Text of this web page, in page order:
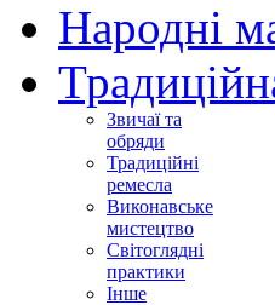
Народні
Звичаї та
обряди
Традиційні
ремесла
Виконавське
мистецтво
Світоглядні
практики
Інше